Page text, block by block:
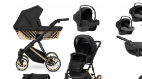
Sac de dormit 140 cm
Sac de dormit 150 cm
Sac de dormit tineret
Saltele de infasat
Biciclete,Triciclete, Masinute,
Tractorase, Role